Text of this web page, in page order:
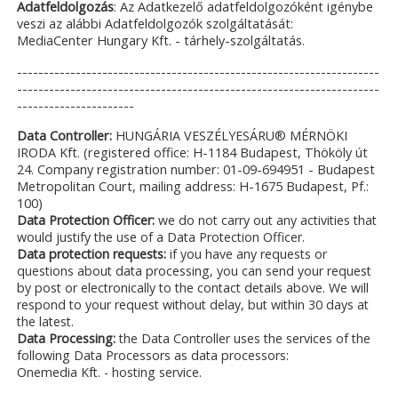
Adatfeldolgozás: Az Adatkezelő adatfeldolgozóként igénybe
veszi az alábbi Adatfeldolgozók szolgáltatását:
MediaCenter Hungary Kft. - tárhely-szolgáltatás.
--------------------------------------------------------------------
--------------------------------------------------------------------
----------------------
Data Controller: HUNGÁRIA VESZÉLYESÁRU® MÉRNÖKI
IRODA Kft. (registered office: H-1184 Budapest, Thököly út
24. Company registration number: 01-09-694951 - Budapest
Metropolitan Court, mailing address: H-1675 Budapest, Pf.:
100)
Data Protection Officer:we do not carry out any activities that
would justify the use of a Data Protection Officer.
Data protection requests:if you have any requests or
questions about data processing, you can send your request
by post or electronically to the contact details above. We will
respond to your request without delay, but within 30 days at
the latest.
Data Processing:the Data Controller uses the services of the
following Data Processors as data processors:
Onemedia Kft. - hosting service.